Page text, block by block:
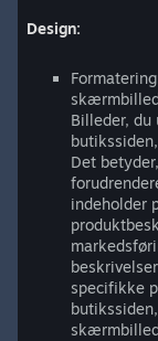
Design:
Billeder,
Det
indeholder
specifikke